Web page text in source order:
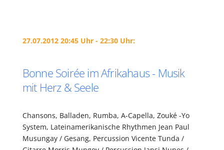
27.07.2012 20:45 Uhr - 22:30 Uhr:
Bonne Soirée im Afrikahaus - Musik
mit Herz & Seele
Chansons, Balladen, Rumba, A-Capella, Zouké -Yo
System, Lateinamerikanische Rhythmen Jean Paul
Musungay / Gesang, Percussion Vicente Tunda /